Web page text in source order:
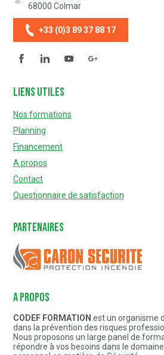
68000 Colmar
+33 (0)3 89 37 88 17
FacebookLinkedinYouTube
Liens utiles
Nos formations
Planning
Financement
A propos
Contact
Questionnaire de satisfaction
Partenaires
Caron Sécurité
A PROPOS
CODEF FORMATION est un organisme
dans la prévention des risques
Nous proposons un large panel de
répondre à vos besoins dans le